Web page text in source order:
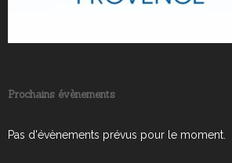
Prochains évènements
Pas d'évènements prévus pour le moment.